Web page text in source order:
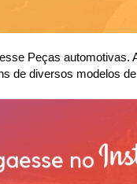
Peças
de diversos modelos